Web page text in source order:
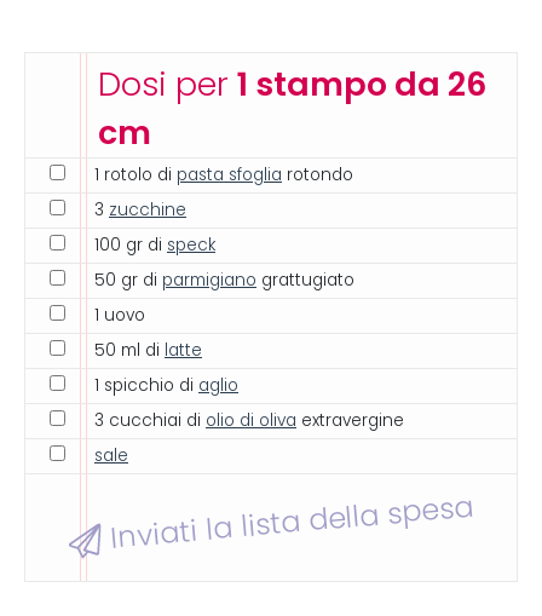
Dosi per 1 stampo da 26
cm
1 rotolo di pasta sfoglia rotondo
3 zucchine
100 gr di speck
50 gr di parmigiano grattugiato
1 uovo
50 ml di latte
1 spicchio di aglio
3 cucchiai di olio di oliva extravergine
sale
Inviati la lista della spesa